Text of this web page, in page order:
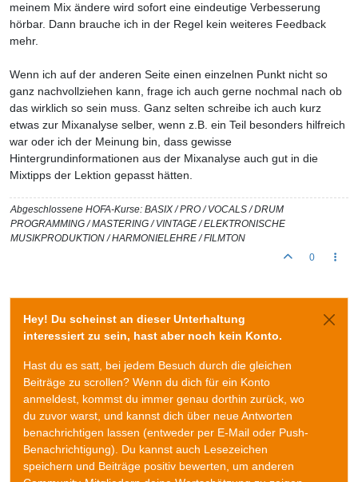
meinem Mix ändere wird sofort eine eindeutige Verbesserung
hörbar. Dann brauche ich in der Regel kein weiteres Feedback
mehr.
Wenn ich auf der anderen Seite einen einzelnen Punkt nicht so
ganz nachvollziehen kann, frage ich auch gerne nochmal nach ob
das wirklich so sein muss. Ganz selten schreibe ich auch kurz
etwas zur Mixanalyse selber, wenn z.B. ein Teil besonders hilfreich
war oder ich der Meinung bin, dass gewisse
Hintergrundinformationen aus der Mixanalyse auch gut in die
Mixtipps der Lektion gepasst hätten.
Abgeschlossene HOFA-Kurse: BASIX / PRO / VOCALS / DRUM
PROGRAMMING / MASTERING / VINTAGE / ELEKTRONISCHE
MUSIKPRODUKTION / HARMONIELEHRE / FILMTON
0
Hey! Du scheinst an dieser Unterhaltung
interessiert zu sein, hast aber noch kein Konto.
Hast du es satt, bei jedem Besuch durch die gleichen
Beiträge zu scrollen? Wenn du dich für ein Konto
anmeldest, kommst du immer genau dorthin zurück, wo
du zuvor warst, und kannst dich über neue Antworten
benachrichtigen lassen (entweder per E-Mail oder Push-
Benachrichtigung). Du kannst auch Lesezeichen
speichern und Beiträge positiv bewerten, um anderen